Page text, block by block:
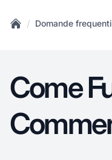
/ Domande frequenti
Come